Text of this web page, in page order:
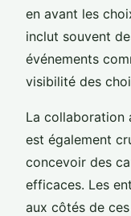
en avant les
inclut souvent
événements
visibilité des
La collaboration
est également
concevoir des
efficaces. Les
aux côtés de